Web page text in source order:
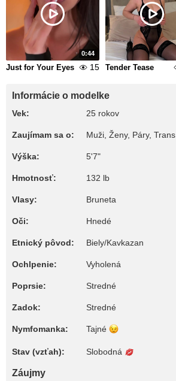
0:44
Just for Your Eyes 15 Tender Tease
Informácie o modelke
Vek: 25 rokov
Zaujímam sa o: Muži, Ženy, Páry, Trans
Výška: 5'7"
Hmotnosť: 132 lb
Vlasy: Bruneta
Oči: Hnedé
Etnický pôvod: Biely/Kavkazan
Ochlpenie: Vyholená
Poprsie: Stredné
Zadok: Stredné
Nymfomanka: Tajné
Stav (vzťah): Slobodná
Záujmy